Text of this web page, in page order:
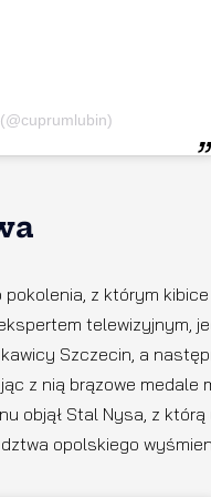
z którym
telewizyjnym,
Szczecin, a
z nią brązowe medale
objął Stal Nysa, z którą
opolskiego